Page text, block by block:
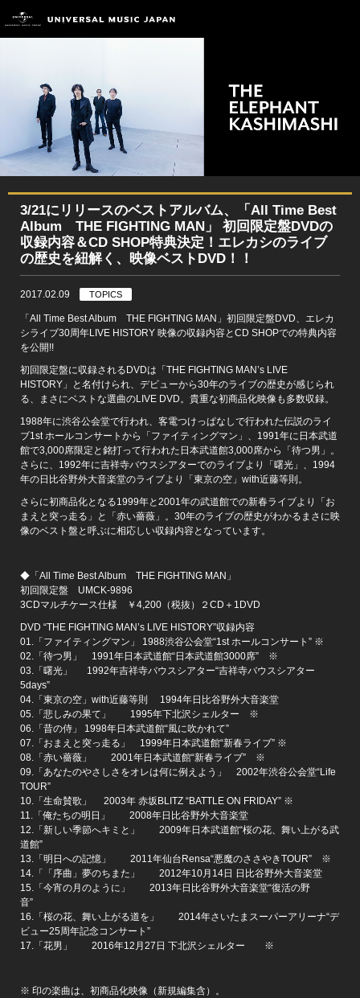
3/21にリリースのベストアルバム、「All Time Best
Album THE FIGHTING MAN」 初回限定盤DVDの
収録内容＆CD SHOP特典決定！エレカシのライブ
の歴史を紐解く、映像ベストDVD！！
2017.02.09 TOPICS
「All Time Best Album THE FIGHTING MAN」初回限定盤DVD、エレカ
シライブ30周年LIVE HISTORY 映像の収録内容とCD SHOPでの特典内容
を公開!!
初回限定盤に収録されるDVDは「THE FIGHTING MAN’s LIVE
HISTORY」と名付けられ、デビューから30年のライブの歴史が感じられ
る、まさにベストな選曲のLIVE DVD。貴重な初商品化映像も多数収録。
1988年に渋谷公会堂で行われ、客電つけっぱなしで行われた伝説のライ
ブ1st ホールコンサートから「ファイティングマン」、1991年に日本武道
館で3,000席限定と銘打って行われた日本武道館3,000席から「待つ男」。
さらに、1992年に吉祥寺バウスシアターでのライブより「曙光」、1994
年の日比谷野外大音楽堂のライブより「東京の空」with近藤等則。
さらに初商品化となる1999年と2001年の武道館での新春ライブより「お
まえと突っ走る」と「赤い薔薇」。30年のライブの歴史がわかるまさに映
像のベスト盤と呼ぶに相応しい収録内容となっています。
◆「All Time Best Album THE FIGHTING MAN」
初回限定盤 UMCK-9896
3CDマルチケース仕様 ￥4,200（税抜）２CD＋1DVD
DVD “THE FIGHTING MAN’s LIVE HISTORY”収録内容
01.「ファイティングマン」 1988渋谷公会堂“1st ホールコンサート” ※
02.「待つ男」 1991年日本武道館“日本武道館3000席” ※
03.「曙光」 1992年吉祥寺バウスシアター“吉祥寺バウスシアター
5days”
04.「東京の空」with近藤等則 1994年日比谷野外大音楽堂
05.「悲しみの果て」 1995年下北沢シェルター ※
06.「昔の侍」 1998年日本武道館“風に吹かれて”
07.「おまえと突っ走る」 1999年日本武道館“新春ライブ” ※
08.「赤い薔薇」 2001年日本武道館“新春ライブ” ※
09.「あなたのやさしさをオレは何に例えよう」 2002年渋谷公会堂“Life
TOUR”
10.「生命賛歌」 2003年 赤坂BLITZ “BATTLE ON FRIDAY” ※
11.「俺たちの明日」 2008年日比谷野外大音楽堂
12.「新しい季節へキミと」 2009年日本武道館“桜の花、舞い上がる武
道館”
13.「明日への記憶」 2011年仙台Rensa“悪魔のささやきTOUR” ※
14.「「序曲」夢のちまた」 2012年10月14日 日比谷野外大音楽堂
15.「今宵の月のように」 2013年日比谷野外大音楽堂“復活の野
音”
16.「桜の花、舞い上がる道を」 2014年さいたまスーパーアリーナ“デ
ビュー25周年記念コンサート”
17.「花男」 2016年12月27日 下北沢シェルター ※
※ 印の楽曲は、初商品化映像（新規編集含）。